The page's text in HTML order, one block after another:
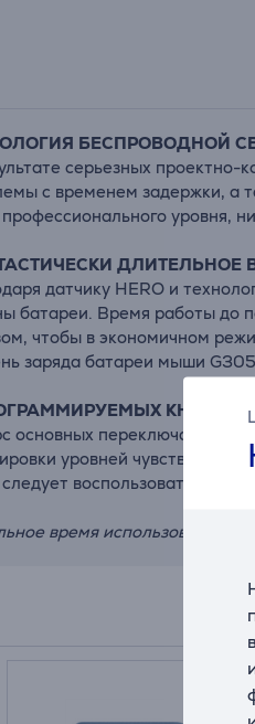
БЕСПРОВОДНОЙ
серьезных
с временем задержки, а
профессионального уровня,
ДЛИТЕЛЬНОЕ
датчику HERO и
батареи. Время работы до
чтобы в экономичном
заряда батареи мыши
КНОПОК
основных переключателей
уровней
следует воспользоваться ПО
время использования